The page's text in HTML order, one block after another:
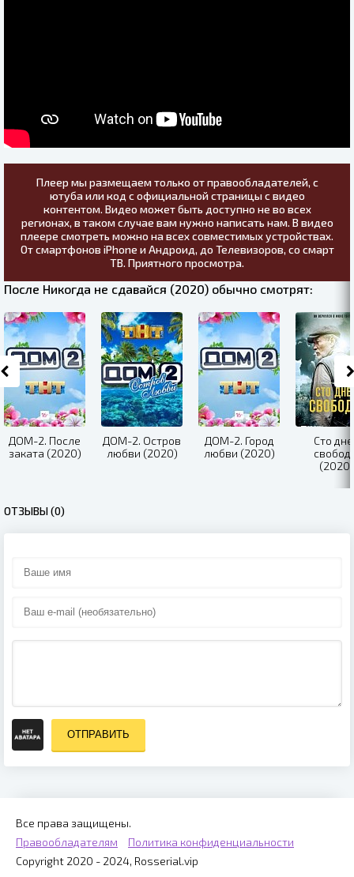
Плеер мы размещаем только от правообладателей, с
ютуба или код с официальной страницы с видео
контентом. Видео может быть доступно не во всех
регионах, в таком случае вам нужно написать нам. В видео
плеере смотреть можно на всех совместимых устройствах.
От смартфонов iPhone и Андроид, до Телевизоров, со смарт
ТВ. Приятного просмотра.
После Никогда не сдавайся (2020) обычно смотрят:
ДОМ-2. После
заката (2020)
ДОМ-2. Остров
любви (2020)
ДОМ-2. Город
любви (2020)
Сто
(2020)
ОТЗЫВЫ (0)
ОТПРАВИТЬ
Все права защищены.
Правообладателям
Политика конфиденциальности
Copyright 2020 - 2024, Rosserial.vip